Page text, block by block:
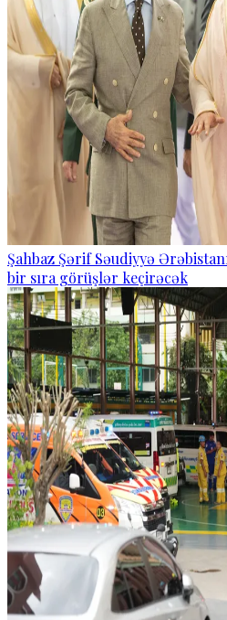
Şahbaz Şərif Səudiyyə
bir sıra görüşlər keçirəcək